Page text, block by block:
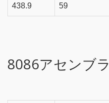
438.9 59
8086アセンブラ